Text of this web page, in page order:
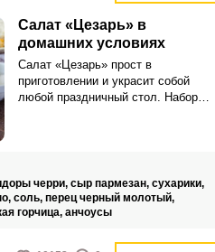
Салат «Цезарь» в
домашних условиях
Салат «Цезарь» прост в
приготовлении и украсит собой
любой праздничный стол. Набор
черри, сыр пармезан, сухарики,
соль, перец черный молотый,
горчица, анчоусы